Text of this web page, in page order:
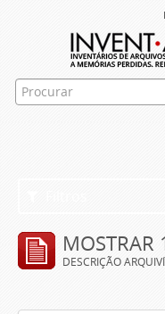
MOSTRAR
DESCRIÇÃO